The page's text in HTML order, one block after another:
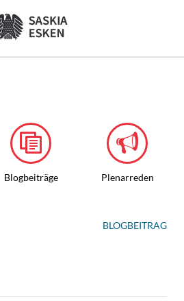
Blogbeiträge Plenarreden
BLOGBEITRAG